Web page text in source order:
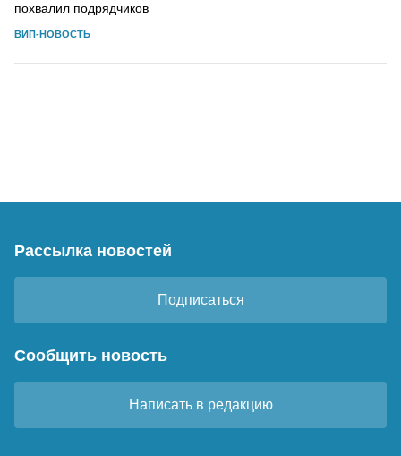
похвалил подрядчиков
ВИП-НОВОСТЬ
Рассылка новостей
Подписаться
Сообщить новость
Написать в редакцию